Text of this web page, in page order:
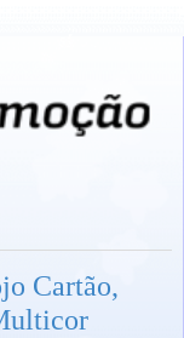
Cartão,